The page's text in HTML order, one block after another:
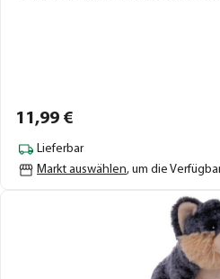
11,99 €
Lieferbar
Markt auswählen, um die